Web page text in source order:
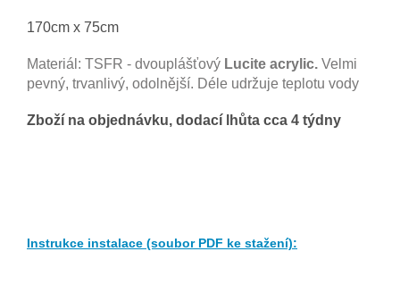
170cm x 75cm
Materiál: TSFR - dvouplášťový Lucite acrylic. Velmi
pevný, trvanlivý, odolnější. Déle udržuje teplotu vody
Zboží na objednávku, dodací lhůta cca 4 týdny
Instrukce instalace (soubor PDF ke stažení):